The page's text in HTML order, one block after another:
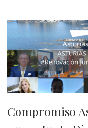
Compromiso